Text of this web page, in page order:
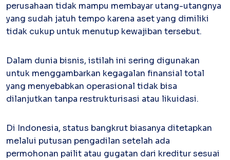
Paper Horizon Card
Kartu korporat expense terlengkap
Supplier Portal
Solusi invoice-to-pay anti ribet
Buyer Portal
Sederhanakan proses order-to-cash
Others
perusahaan tidak mampu membayar utang-utangnya
yang sudah jatuh tempo karena aset yang dimiliki
tidak cukup untuk menutup kewajiban tersebut.
Dalam dunia bisnis, istilah ini sering digunakan
untuk menggambarkan kegagalan finansial total
yang menyebabkan operasional tidak bisa
dilanjutkan tanpa restrukturisasi atau likuidasi.
Di Indonesia, status bangkrut biasanya ditetapkan
melalui putusan pengadilan setelah ada
permohonan pailit atau gugatan dari kreditur sesuai